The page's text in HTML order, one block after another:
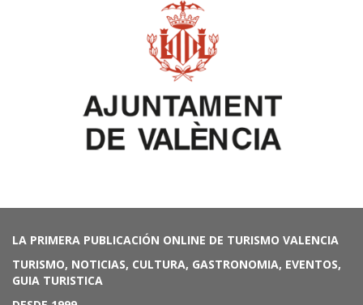
LA PRIMERA PUBLICACIÓN ONLINE DE TURISMO VALENCIA
TURISMO, NOTICIAS, CULTURA, GASTRONOMIA, EVENTOS,
GUIA TURISTICA